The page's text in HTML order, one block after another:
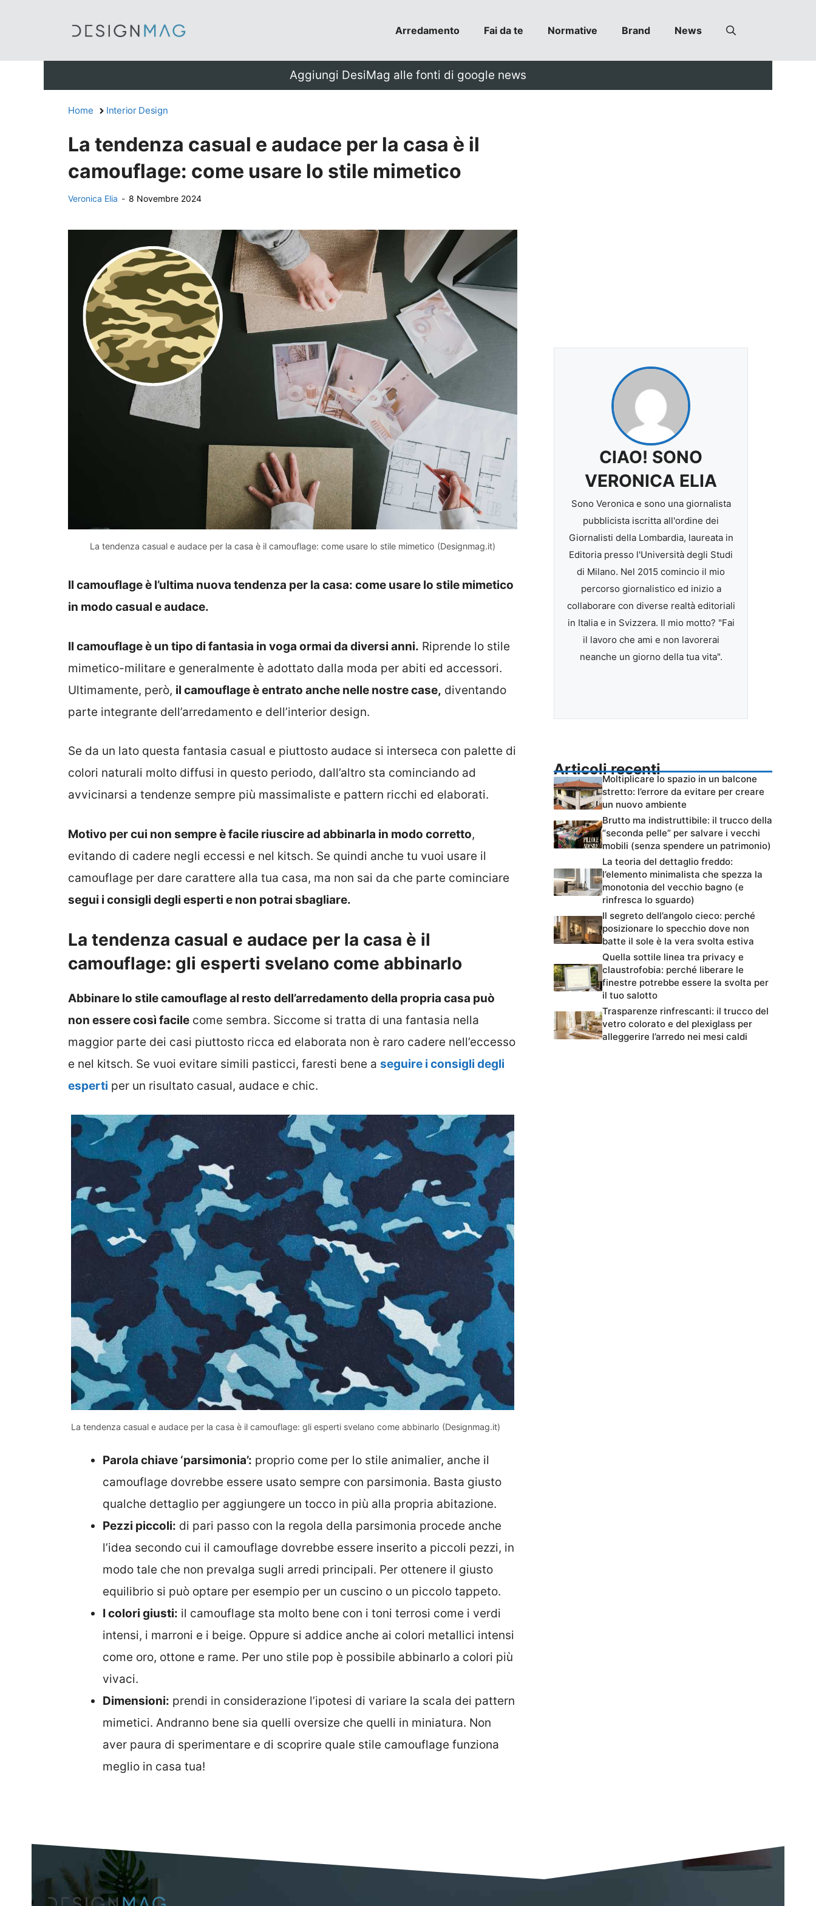
Arredamento Fai da te Normative Brand News
Aggiungi DesiMag alle fonti di google news
Home Interior Design
La tendenza casual e audace per la casa è il
camouflage: come usare lo stile mimetico
Veronica Elia - 8 Novembre 2024
La tendenza casual e audace per la casa è il camouflage: come usare lo stile mimetico (Designmag.it)
Il camouflage è l’ultima nuova tendenza per la casa: come usare lo stile mimetico
in modo casual e audace.
Il camouflage è un tipo di fantasia in voga ormai da diversi anni. Riprende lo stile
mimetico-militare e generalmente è adottato dalla moda per abiti ed accessori.
Ultimamente, però, il camouflage è entrato anche nelle nostre case, diventando
parte integrante dell’arredamento e dell’interior design.
Se da un lato questa fantasia casual e piuttosto audace si interseca con palette di
colori naturali molto diffusi in questo periodo, dall’altro sta cominciando ad
avvicinarsi a tendenze sempre più massimaliste e pattern ricchi ed elaborati.
Motivo per cui non sempre è facile riuscire ad abbinarla in modo corretto,
evitando di cadere negli eccessi e nel kitsch. Se quindi anche tu vuoi usare il
camouflage per dare carattere alla tua casa, ma non sai da che parte cominciare
segui i consigli degli esperti e non potrai sbagliare.
La tendenza casual e audace per la casa è il
camouflage: gli esperti svelano come abbinarlo
Abbinare lo stile camouflage al resto dell’arredamento della propria casa può
non essere così facile come sembra. Siccome si tratta di una fantasia nella
maggior parte dei casi piuttosto ricca ed elaborata non è raro cadere nell’eccesso
e nel kitsch. Se vuoi evitare simili pasticci, faresti bene a seguire i consigli degli
esperti per un risultato casual, audace e chic.
La tendenza casual e audace per la casa è il camouflage: gli esperti svelano come abbinarlo (Designmag.it)
Parola chiave ‘parsimonia’: proprio come per lo stile animalier, anche il
camouflage dovrebbe essere usato sempre con parsimonia. Basta giusto
qualche dettaglio per aggiungere un tocco in più alla propria abitazione.
Pezzi piccoli: di pari passo con la regola della parsimonia procede anche
l’idea secondo cui il camouflage dovrebbe essere inserito a piccoli pezzi, in
modo tale che non prevalga sugli arredi principali. Per ottenere il giusto
equilibrio si può optare per esempio per un cuscino o un piccolo tappeto.
I colori giusti: il camouflage sta molto bene con i toni terrosi come i verdi
intensi, i marroni e i beige. Oppure si addice anche ai colori metallici intensi
come oro, ottone e rame. Per uno stile pop è possibile abbinarlo a colori più
vivaci.
Dimensioni: prendi in considerazione l’ipotesi di variare la scala dei pattern
mimetici. Andranno bene sia quelli oversize che quelli in miniatura. Non
aver paura di sperimentare e di scoprire quale stile camouflage funziona
meglio in casa tua!
CIAO! SONO
VERONICA ELIA
Sono Veronica e sono una giornalista
pubblicista iscritta all'ordine dei
Giornalisti della Lombardia, laureata in
Editoria presso l'Università degli Studi
di Milano. Nel 2015 comincio il mio
percorso giornalistico ed inizio a
collaborare con diverse realtà editoriali
in Italia e in Svizzera. Il mio motto? "Fai
il lavoro che ami e non lavorerai
neanche un giorno della tua vita".
Articoli recenti
Moltiplicare lo spazio in un balcone
stretto: l’errore da evitare per creare
un nuovo ambiente
Brutto ma indistruttibile: il trucco della
“seconda pelle” per salvare i vecchi
mobili (senza spendere un patrimonio)
La teoria del dettaglio freddo:
l’elemento minimalista che spezza la
monotonia del vecchio bagno (e
rinfresca lo sguardo)
Il segreto dell’angolo cieco: perché
posizionare lo specchio dove non
batte il sole è la vera svolta estiva
Quella sottile linea tra privacy e
claustrofobia: perché liberare le
finestre potrebbe essere la svolta per
il tuo salotto
Trasparenze rinfrescanti: il trucco del
vetro colorato e del plexiglass per
alleggerire l’arredo nei mesi caldi